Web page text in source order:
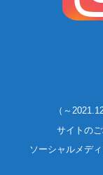
（～
サイトの
ソーシャルメデ